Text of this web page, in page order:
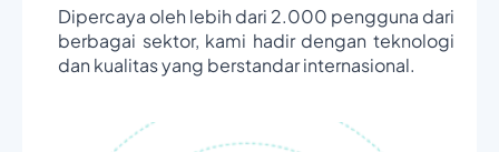
Dipercaya oleh lebih dari 2.000 pengguna dari
berbagai sektor, kami hadir dengan teknologi
dan kualitas yang berstandar internasional.